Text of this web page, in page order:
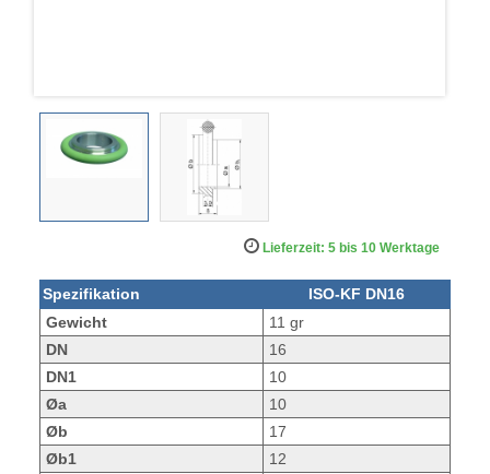
Lieferzeit: 5 bis 10 Werktage
Spezifikation
ISO-KF DN16
Gewicht
11 gr
DN
16
DN1
10
Øa
10
Øb
17
Øb1
12